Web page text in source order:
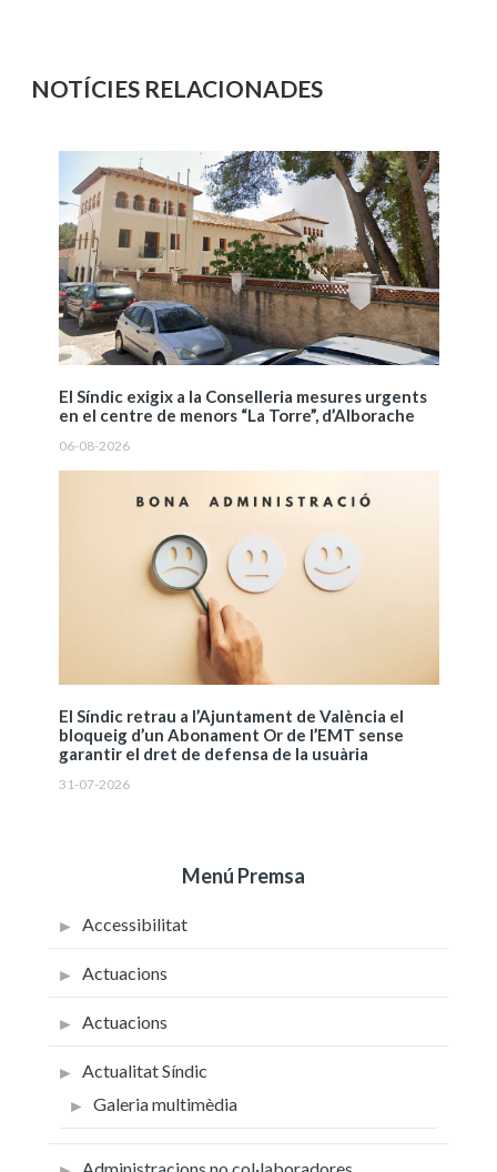
NOTÍCIES RELACIONADES
El Síndic exigix a la Conselleria mesures urgents
en el centre de menors “La Torre”, d’Alborache
06-08-2026
El Síndic retrau a l’Ajuntament de València el
bloqueig d’un Abonament Or de l’EMT sense
garantir el dret de defensa de la usuària
31-07-2026
Menú Premsa
Accessibilitat
Actuacions
Actuacions
Actualitat Síndic
Galeria multimèdia